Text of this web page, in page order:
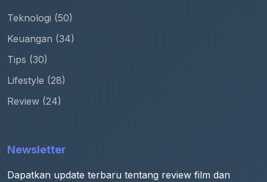
Teknologi (50)
Keuangan (34)
Tips (30)
Lifestyle (28)
Review (24)
Newsletter
Dapatkan update terbaru tentang review film dan